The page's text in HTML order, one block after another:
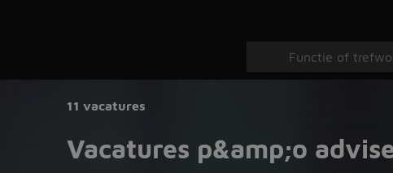
11 vacatures
Vacatures p&amp;o